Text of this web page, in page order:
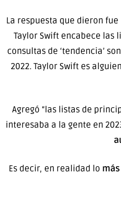
La respuesta que dieron
Taylor Swift encabece las
consultas de ‘tendencia’
2022. Taylor Swift es
Agregó “las listas de
interesaba a la gente en
Es decir, en realidad lo